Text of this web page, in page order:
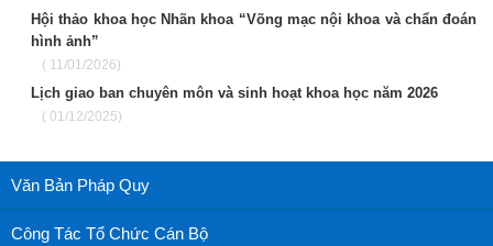
Hội thảo khoa học Nhãn khoa “Võng mạc nội khoa và chẩn đoán
hình ảnh”
( 11/01/2026)
Lịch giao ban chuyên môn và sinh hoạt khoa học năm 2026
( 01/12/2025)
Văn Bản Pháp Quy
Công Tác Tổ Chức Cán Bộ